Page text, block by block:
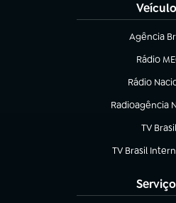
Agência
(abre em
Rádio
Rádio
(abre em
Radioagência
(abre em nova
TV Brasil
(abre
TV Brasil
(abre em nova